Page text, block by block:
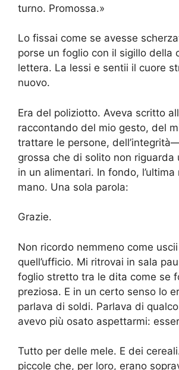
turno. Promossa.»
Lo fissai come se avesse
porse un foglio con il sigillo della
lettera. La lessi e sentii il cuore
nuovo.
Era del poliziotto. Aveva scritto
raccontando del mio gesto, del
trattare le persone,
grossa che di solito non riguarda
in un alimentari. In fondo, l’ultima
mano. Una sola parola:
Grazie.
Non ricordo nemmeno come
quell’ufficio. Mi ritrovai in sala
foglio stretto tra le dita come se
preziosa. E in un certo senso lo
parlava di soldi. Parlava di
avevo più osato aspettarmi:
Tutto per delle mele. E dei
piccole che, per loro, erano